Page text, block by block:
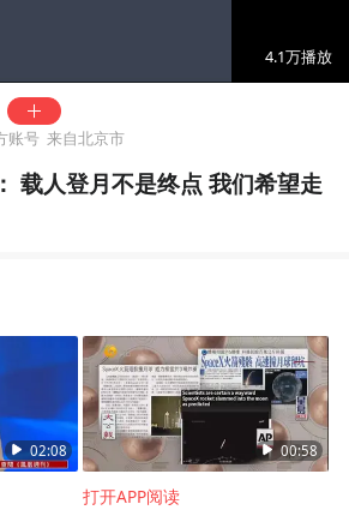
00:25
4.1万播放
账号 来自北京市
载人登月不是终点 我们希望走
02:08 00:58
打开APP阅读